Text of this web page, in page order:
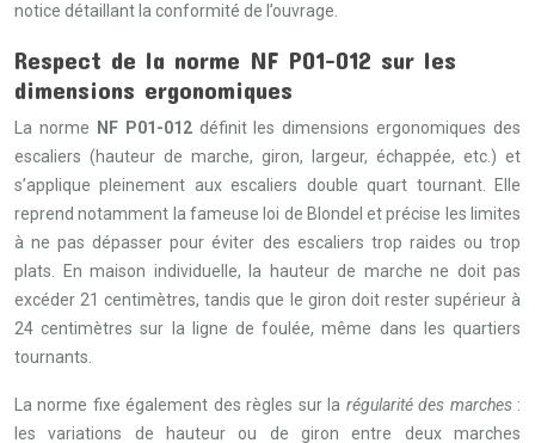
notice détaillant la conformité de l’ouvrage.
Respect de la norme NF P01-012 sur les
dimensions ergonomiques
La norme NF P01-012définit les dimensions ergonomiques des
escaliers (hauteur de marche, giron, largeur, échappée, etc.) et
s’applique pleinement aux escaliers double quart tournant. Elle
reprend notamment la fameuse loi de Blondel et précise les limites
à ne pas dépasser pour éviter des escaliers trop raides ou trop
plats. En maison individuelle, la hauteur de marche ne doit pas
excéder 21 centimètres, tandis que le giron doit rester supérieur à
24 centimètres sur la ligne de foulée, même dans les quartiers
tournants.
La norme fixe également des règles sur la régularité des marches:
les variations de hauteur ou de giron entre deux marches